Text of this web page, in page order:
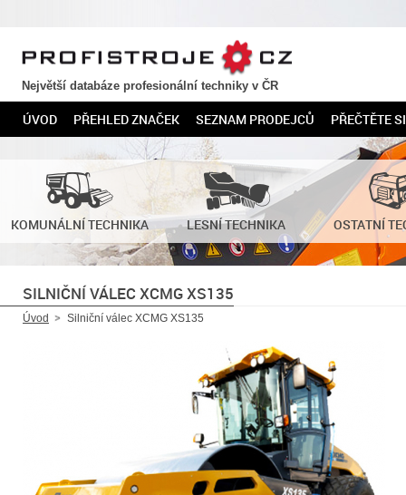
PROFISTROJE.CZ
Největší databáze profesionální techniky v ČR
ÚVOD PŘEHLED ZNAČEK SEZNAM PRODEJCŮ PŘEČTĚTE SI
KOMUNÁLNÍ TECHNIKA LESNÍ TECHNIKA OSTATNÍ
SILNIČNÍ VÁLEC XCMG XS135
Úvod Silniční válec XCMG XS135